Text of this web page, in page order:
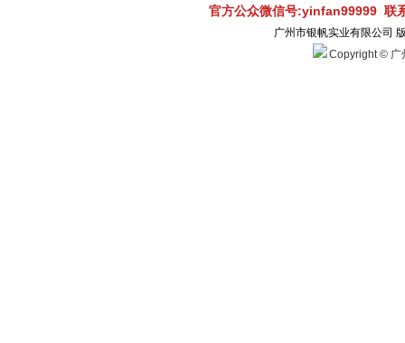
官方公众微信号:yinfan99999 联
广州市银帆实业有限公司
Copyright © 广